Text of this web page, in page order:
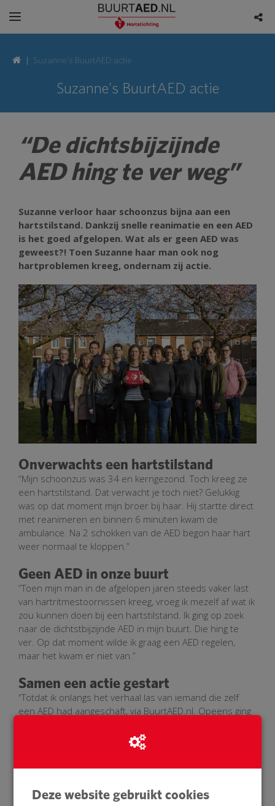
Suzanne's BuurtAED actie
Suzanne's BuurtAED actie
“De dichtsbijzijnde
AED hing te ver weg”
Suzanne verloor haar schoonzus bijna aan een
hartstilstand. Dankzij snelle reanimatie en een AED
is het goed afgelopen. Wat als er geen AED was
geweest?! Toen Suzanne haar man ook nog
hartproblemen kreeg, ondernam zij actie.
Onverwachts een hartstilstand
“Mijn schoonzus was 34 en kerngezond. Toch kreeg ze
een hartstilstand. Dat verwacht je toch niet? Gelukkig
was op dat moment mijn broer bij haar. Hij startte direct
met reanimeren en binnen 6 minuten kwam de
ambulance. Na 2 schokken van de AED begon haar hart
weer normaal te kloppen.”
Geen AED in onze buurt
“Toen mijn man in de afgelopen jaren steeds vaker last
van hartritmestoornissen kreeg, vroeg ik mezelf af wat ik
zou kunnen doen bij een hartstilstand. Ik ging op zoek
naar de dichtstbijzijnde AED in mijn buurt. Die hing te
ver. Op dat moment wilde ik graag een AED regelen,
maar het kwam er niet van.”
Samen een actie gestart
“Totdat ik onlangs het verhaal las van iemand die zelf
een AED had aangeschaft, via BuurtAED.nl. Opeens ging
Trots op onze sponsors
manier om samen een AED te regelen. De actie hebben
Deze website gebruikt cookies